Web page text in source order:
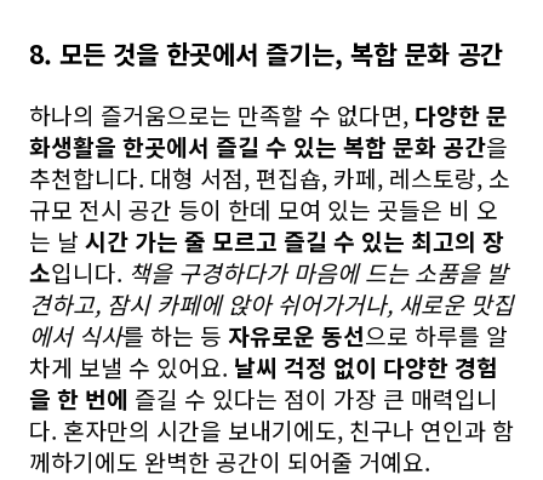
8. 모든 것을 한곳에서 즐기는, 복합 문화 공간
하나의 즐거움으로는 만족할 수 없다면, 다양한 문
화생활을 한곳에서 즐길 수 있는 복합 문화 공간을
추천합니다. 대형 서점, 편집숍, 카페, 레스토랑, 소
규모 전시 공간 등이 한데 모여 있는 곳들은 비 오
는 날 시간 가는 줄 모르고 즐길 수 있는 최고의 장
소입니다. 책을 구경하다가 마음에 드는 소품을 발
견하고, 잠시 카페에 앉아 쉬어가거나, 새로운 맛집
에서 식사를 하는 등 자유로운 동선으로 하루를 알
차게 보낼 수 있어요. 날씨 걱정 없이 다양한 경험
을 한 번에 즐길 수 있다는 점이 가장 큰 매력입니
다. 혼자만의 시간을 보내기에도, 친구나 연인과 함
께하기에도 완벽한 공간이 되어줄 거예요.